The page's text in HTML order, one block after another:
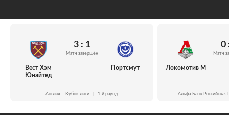
Вест Хэм
Юнайтед
3 : 1
Матч завершён
Портсмут
Англия — Кубок лиги 1-й раунд
Локомотив М
0
Матч
Альфа-Банк Российская